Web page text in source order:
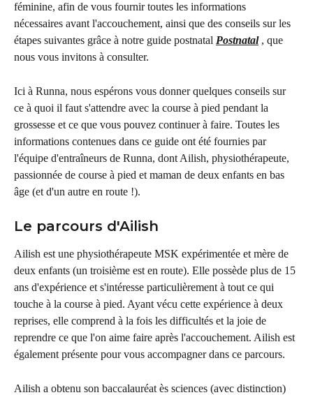
féminine, afin de vous fournir toutes les informations
nécessaires avant l'accouchement, ainsi que des conseils sur les
étapes suivantes grâce à notre guide postnatal Postnatal , que
nous vous invitons à consulter.
Ici à Runna, nous espérons vous donner quelques conseils sur
ce à quoi il faut s'attendre avec la course à pied pendant la
grossesse et ce que vous pouvez continuer à faire. Toutes les
informations contenues dans ce guide ont été fournies par
l'équipe d'entraîneurs de Runna, dont Ailish, physiothérapeute,
passionnée de course à pied et maman de deux enfants en bas
âge (et d'un autre en route !).
Le parcours d'Ailish
Ailish est une physiothérapeute MSK expérimentée et mère de
deux enfants (un troisième est en route). Elle possède plus de 15
ans d'expérience et s'intéresse particulièrement à tout ce qui
touche à la course à pied. Ayant vécu cette expérience à deux
reprises, elle comprend à la fois les difficultés et la joie de
reprendre ce que l'on aime faire après l'accouchement. Ailish est
également présente pour vous accompagner dans ce parcours.
Ailish a obtenu son baccalauréat ès sciences (avec distinction)